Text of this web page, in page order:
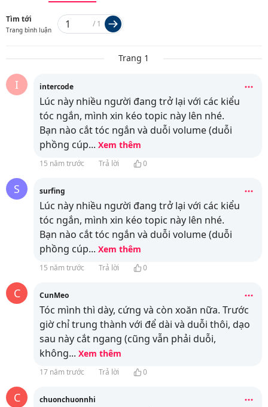
Tìm tới
Trang bình luận
/ 1
Trang 1
I intercode
Lúc này nhiều người đang trở lại với các kiểu
tóc ngắn, mình xin kéo topic này lên nhé.
Bạn nào cắt tóc ngắn và duỗi volume (duỗi
phồng cúp... Xem thêm
15 năm trước Trả lời 0
S surfing
Lúc này nhiều người đang trở lại với các kiểu
tóc ngắn, mình xin kéo topic này lên nhé.
Bạn nào cắt tóc ngắn và duỗi volume (duỗi
phồng cúp... Xem thêm
15 năm trước Trả lời 0
C CunMeo
Tóc mình thì dày, cứng và còn xoăn nữa. Trước
giờ chỉ trung thành với để dài và duỗi thôi, dạo
sau này cắt ngang (cũng vẫn phải duỗi,
không... Xem thêm
17 năm trước Trả lời 0
C chuonchuonnhi